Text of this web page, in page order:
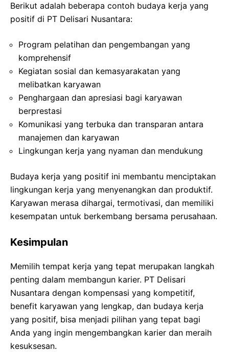
Berikut adalah beberapa contoh budaya kerja yang
positif di PT Delisari Nusantara:
Program pelatihan dan pengembangan yang
komprehensif
Kegiatan sosial dan kemasyarakatan yang
melibatkan karyawan
Penghargaan dan apresiasi bagi karyawan
berprestasi
Komunikasi yang terbuka dan transparan antara
manajemen dan karyawan
Lingkungan kerja yang nyaman dan mendukung
Budaya kerja yang positif ini membantu menciptakan
lingkungan kerja yang menyenangkan dan produktif.
Karyawan merasa dihargai, termotivasi, dan memiliki
kesempatan untuk berkembang bersama perusahaan.
Kesimpulan
Memilih tempat kerja yang tepat merupakan langkah
penting dalam membangun karier. PT Delisari
Nusantara dengan kompensasi yang kompetitif,
benefit karyawan yang lengkap, dan budaya kerja
yang positif, bisa menjadi pilihan yang tepat bagi
Anda yang ingin mengembangkan karier dan meraih
kesuksesan.